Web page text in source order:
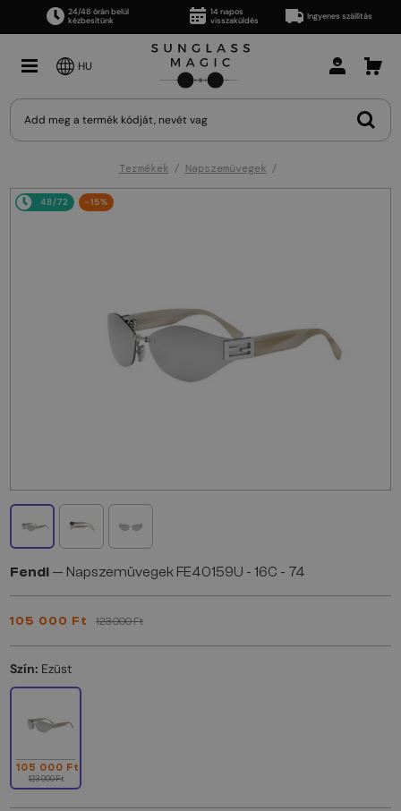
24/48 órán belül
kézbesítünk
14 napos
visszaküldés
Ingyenes szállítás
HU
Termékek Napszemüvegek
48/72 -15%
Fendi — Napszemüvegek FE40159U - 16C - 74
105 000 Ft 123 000 Ft
Szín: Ezüst
105 000 Ft
123 000 Ft